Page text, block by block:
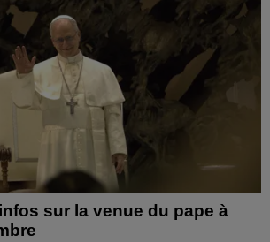
sur la venue du pape à